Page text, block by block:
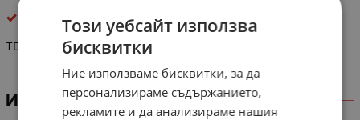
интегрални схеми
TDA 4210-3
ИНФОРМАЦИЯ
Този уебсайт използва
бисквитки
Ние използваме бисквитки, за да
персонализираме съдържанието,
рекламите и да анализираме нашия